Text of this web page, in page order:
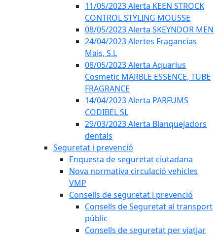
11/05/2023 Alerta KEEN STROCK
CONTROL STYLING MOUSSE
08/05/2023 Alerta SKEYNDOR MEN
24/04/2023 Alertes Fragancias
Mais, S.L
08/05/2023 Alerta Aquarius
Cosmetic MARBLE ESSENCE, TUBE
FRAGRANCE
14/04/2023 Alerta PARFUMS
CODIBEL SL
29/03/2023 Alerta Blanquejadors
dentals
Seguretat i prevenció
Enquesta de seguretat ciutadana
Nova normativa circulació vehicles
VMP
Consells de seguretat i prevenció
Consells de Seguretat al transport
públic
Consells de seguretat per viatjar